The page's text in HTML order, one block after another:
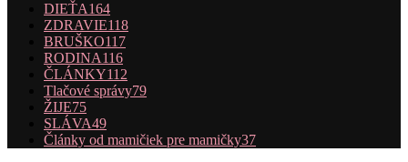
DIEŤA164
ZDRAVIE118
BRUŠKO117
RODINA116
ČLÁNKY112
Tlačové správy79
ŽIJE75
SLÁVA49
Články od mamičiek pre mamičky37